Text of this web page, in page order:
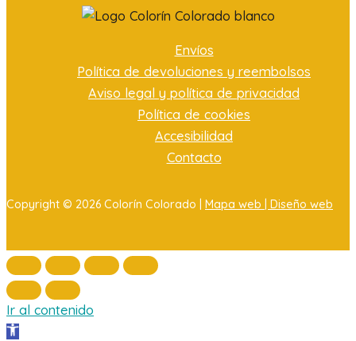
Envíos
Política de devoluciones y reembolsos
Aviso legal y política de privacidad
Política de cookies
Accesibilidad
Contacto
Copyright © 2026 Colorín Colorado | Mapa web | Diseño web
Ir al contenido
Abrir barra de herramientas